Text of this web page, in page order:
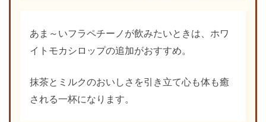
あま～いフラペチーノが飲みたいときは、ホワ
イトモカシロップの追加がおすすめ。
抹茶とミルクのおいしさを引き立て心も体も癒
される一杯になります。